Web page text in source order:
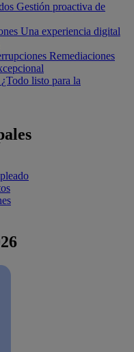
Gestión proactiva de
Una experiencia digital
Remediaciones
¿Todo listo para la